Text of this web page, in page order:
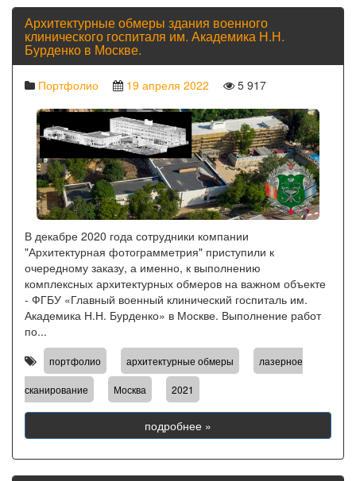
Архитектурные обмеры здания военного
клинического госпиталя им. Академика Н.Н.
Бурденко в Москве.
Портфолио 19 апреля 2022 5 917
В декабре 2020 года сотрудники компании
"Архитектурная фотограмметрия" приступили к
очередному заказу, а именно, к выполнению
комплексных архитектурных обмеров на важном объекте
- ФГБУ «Главный военный клинический госпиталь им.
Академика Н.Н. Бурденко» в Москве. Выполнение работ
по...
портфолио архитектурные обмеры лазерное
сканирование Москва 2021
подробнее »